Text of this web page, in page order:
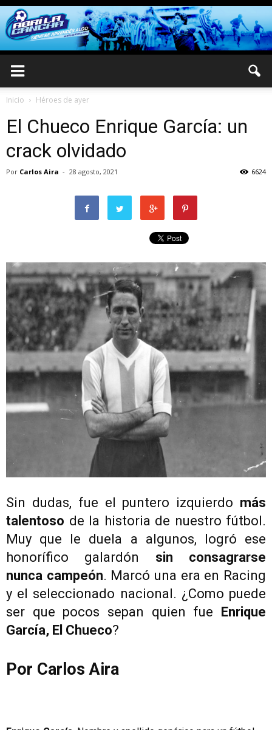
Inicio Héroes de ayer
El Chueco Enrique García: un
crack olvidado
Por Carlos Aira - 28 agosto, 2021 6624
Sin dudas, fue el puntero izquierdo más
talentoso de la historia de nuestro fútbol.
Muy que le duela a algunos, logró ese
honorífico galardón sin consagrarse
nunca campeón. Marcó una era en Racing
y el seleccionado nacional. ¿Como puede
ser que pocos sepan quien fue Enrique
García, El Chueco?
Por Carlos Aira